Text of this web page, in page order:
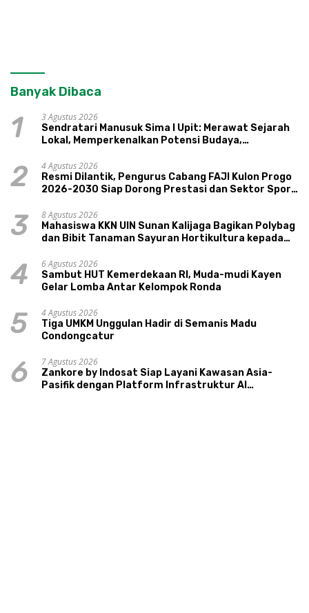
Banyak Dibaca
1
3 Agustus 2026
Sendratari Manusuk Sima I Upit: Merawat Sejarah
Lokal, Memperkenalkan Potensi Budaya,
2
4 Agustus 2026
Resmi Dilantik, Pengurus Cabang FAJI Kulon Progo
2026-2030 Siap Dorong Prestasi dan Sektor Sport
3
8 Agustus 2026
Mahasiswa KKN UIN Sunan Kalijaga Bagikan Polybag
dan Bibit Tanaman Sayuran Hortikultura kepada
4
6 Agustus 2026
Sambut HUT Kemerdekaan RI, Muda-mudi Kayen
Gelar Lomba Antar Kelompok Ronda
5
4 Agustus 2026
Tiga UMKM Unggulan Hadir di Semanis Madu
Condongcatur
6
7 Agustus 2026
Zankore by Indosat Siap Layani Kawasan Asia-
Pasifik dengan Platform Infrastruktur AI